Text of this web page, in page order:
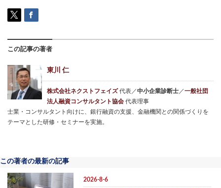
この記事の著者
東川 仁
株式会社ネクストフェイズ 代表／中小企業診断士／一般社団
法人融資コンサルタント協会 代表理事
士業・コンサルタント向けに、銀行融資の支援、金融機関との関係づくりを
テーマとした研修・セミナーを実施。
この著者の最新の記事
2026-8-6